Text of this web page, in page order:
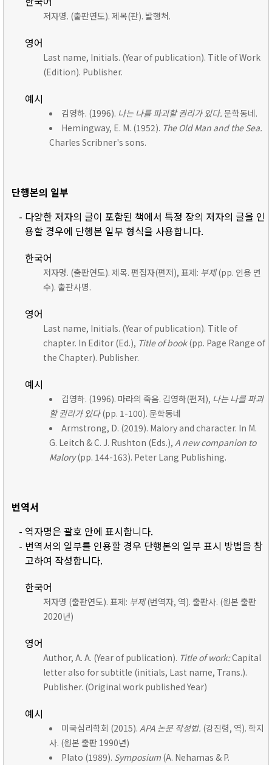
저자명. (출판연도). 제목(판). 발행처.
영어
Last name, Initials. (Year of publication). Title of Work
(Edition). Publisher.
예시
김영하. (1996). 나는 나를 파괴할 권리가 있다. 문학동네.
Hemingway, E. M. (1952). The Old Man and the Sea.
Charles Scribner's sons.
단행본의 일부
- 다양한 저자의 글이 포함된 책에서 특정 장의 저자의 글을 인
용할 경우에 단행본 일부 형식을 사용합니다.
한국어
저자명. (출판연도). 제목. 편집자(편저), 표제: 부제(pp. 인용 면
수). 출판사명.
영어
Last name, Initials. (Year of publication). Title of
chapter. In Editor (Ed.), Title of book(pp. Page Range of
the Chapter). Publisher.
예시
김영하. (1996). 마라의 죽음. 김영하(편저), 나는 나를 파괴
할 권리가 있다(pp. 1-100). 문학동네
Armstrong, D. (2019). Malory and character. In M.
G. Leitch & C. J. Rushton (Eds.), A new companion to
Malory(pp. 144-163). Peter Lang Publishing.
번역서
- 역자명은 괄호 안에 표시합니다.
- 번역서의 일부를 인용할 경우 단행본의 일부 표시 방법을 참
고하여 작성합니다.
한국어
저자명 (출판연도). 표제: 부제(번역자, 역). 출판사. (원본 출판
2020년)
영어
Author, A. A. (Year of publication). Title of work:Capital
letter also for subtitle (initials, Last name, Trans.).
Publisher. (Original work published Year)
예시
미국심리학회 (2015). APA 논문 작성법. (강진령, 역). 학지
사. (원본 출판 1990년)
Plato (1989). Symposium (A. Nehamas & P.